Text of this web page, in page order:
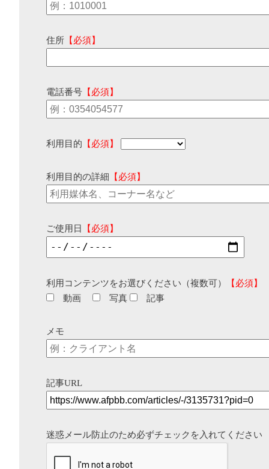
住所 【必須】
電話番号 【必須】
利用目的 【必須】
利用目的の詳細 【必須】
ご使用日 【必須】
利用コンテンツをお選びください（複数可）
【必須】
動画
写真 記事
メモ
記事URL
迷惑メール防止のため必ずチェックを入れてください